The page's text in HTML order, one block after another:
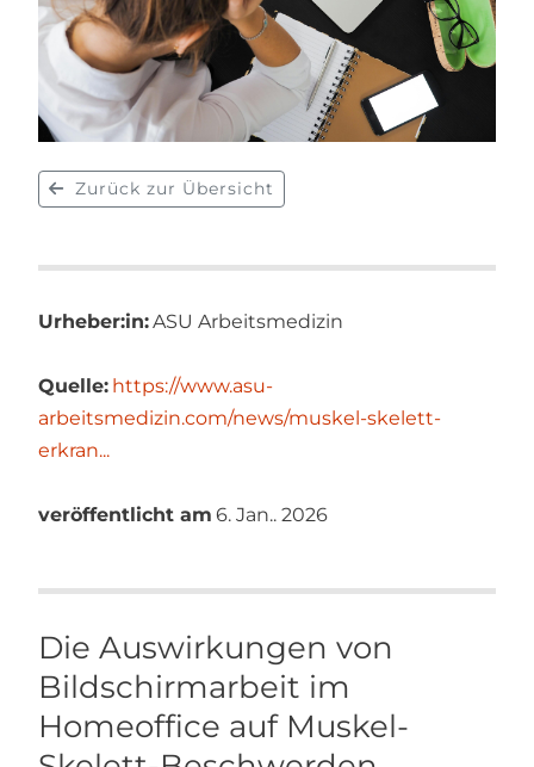
Zurück zur Übersicht
Urheber:in:ASU Arbeitsmedizin
Quelle: https://www.asu-
arbeitsmedizin.com/news/muskel-skelett-
erkran...
veröffentlicht am 6. Jan.. 2026
Die Auswirkungen von
Bildschirmarbeit im
Homeoffice auf Muskel-